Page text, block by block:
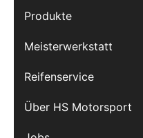
Produkte
Meisterwerkstatt
Reifenservice
Über HS Motorsport